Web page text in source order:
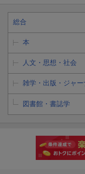
総合
本
人文・思想・社会
雑学・出版・ジャー
図書館・書誌学